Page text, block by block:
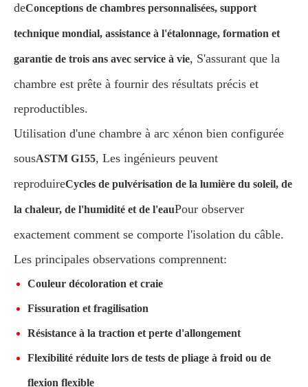
deConceptions de chambres personnalisées, support
technique mondial, assistance à l'étalonnage, formation et
garantie de trois ans avec service à vie, S'assurant que la
chambre est prête à fournir des résultats précis et
reproductibles.
Utilisation d'une chambre à arc xénon bien configurée
sousASTM G155, Les ingénieurs peuvent
reproduireCycles de pulvérisation de la lumière du soleil, de
la chaleur, de l'humidité et de l'eauPour observer
exactement comment se comporte l'isolation du câble.
Les principales observations comprennent:
Couleur décoloration et craie
Fissuration et fragilisation
Résistance à la traction et perte d'allongement
Flexibilité réduite lors de tests de pliage à froid ou de
flexion flexible